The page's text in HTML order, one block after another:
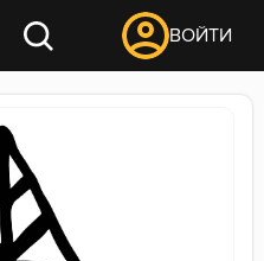
ВОЙТИ